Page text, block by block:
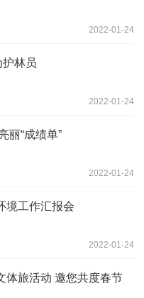
2022-01-24
林员
2022-01-24
丽“成绩单”
2022-01-24
境工作汇报会
2022-01-24
体旅活动 邀您共度春节